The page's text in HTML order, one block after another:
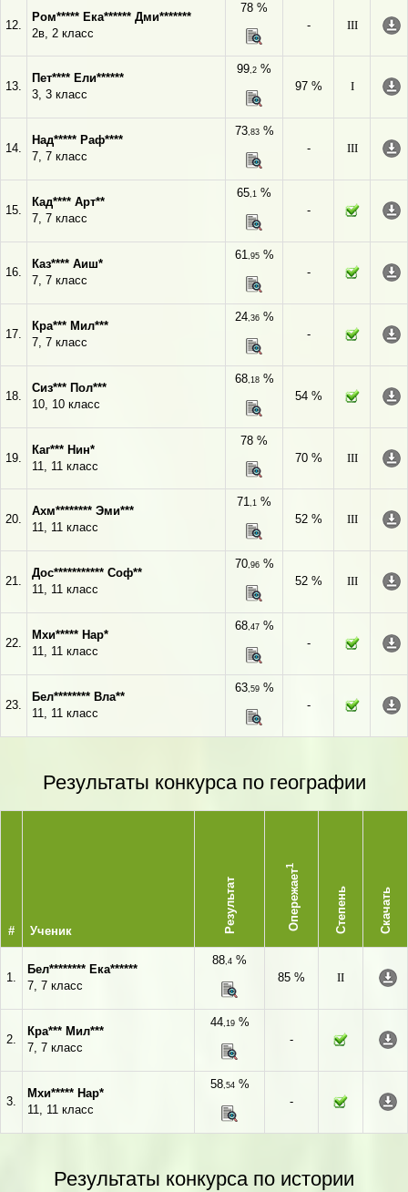
12.
Ром***** Ека****** Дми*******
2в, 2 класс
78 %
-
III
13.
Пет**** Ели******
3, 3 класс
99,2 %
97 %
I
14.
Над***** Раф****
7, 7 класс
73,83%
-
III
15.
Кад**** Арт**
7, 7 класс
65,1 %
-
16.
Каз**** Аиш*
7, 7 класс
61,95%
-
17.
Кра*** Мил***
7, 7 класс
24,36%
-
18.
Сиз*** Пол***
10, 10 класс
68,18%
54 %
19.
Каг*** Нин*
11, 11 класс
78 %
70 %
III
20.
Ахм******** Эми***
11, 11 класс
71,1 %
52 %
III
21.
Дос*********** Соф**
11, 11 класс
70,96%
52 %
III
22.
Мхи***** Нар*
11, 11 класс
68,47%
-
23.
Бел******** Вла**
11, 11 класс
63,59%
-
Результаты конкурса по географии
# Ученик Результат Опережает
1
Степень Скачать
1.
Бел******** Ека******
7, 7 класс
88,4 %
85 %
II
2.
Кра*** Мил***
7, 7 класс
44,19%
-
3.
Мхи***** Нар*
11, 11 класс
58,54%
-
Результаты конкурса по истории